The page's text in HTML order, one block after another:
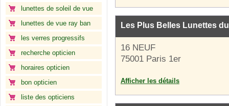
lunettes de soleil de vue
lunettes de vue ray ban
les verres progressifs
recherche opticien
horaires opticien
bon opticien
liste des opticiens
Les Plus Belles Lunettes
16 NEUF
75001 Paris 1er
Afficher les détails